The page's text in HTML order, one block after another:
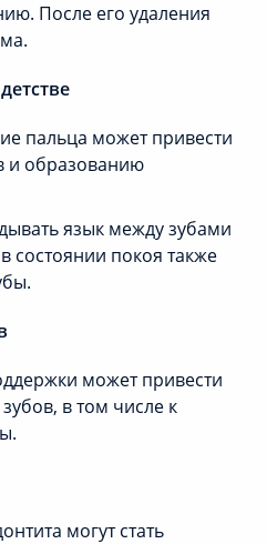
После его удаления
пальца может привести
и образованию
язык между зубами
состоянии покоя также
может привести
в том числе к
могут стать